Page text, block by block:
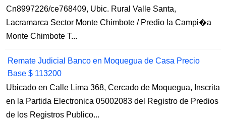
Cn8997226/ce768409, Ubic. Rural Valle Santa,
Lacramarca Sector Monte Chimbote / Predio la Campi�a
Monte Chimbote T...
Remate Judicial Banco en Moquegua de Casa Precio
Base $ 113200
Ubicado en Calle Lima 368, Cercado de Moquegua, Inscrita
en la Partida Electronica 05002083 del Registro de Predios
de los Registros Publico...